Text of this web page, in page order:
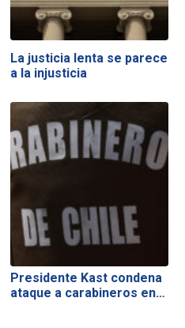
La justicia lenta se parece
a la injusticia
Presidente Kast condena
ataque a carabineros en…